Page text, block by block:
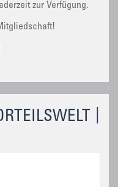
zur Verfügung.